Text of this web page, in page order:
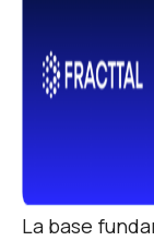
La base